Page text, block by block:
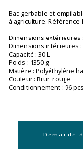
Bac gerbable et
à agriculture. Référence
Dimensions extérieures
Dimensions intérieures :
Capacité : 30 L
Poids : 1350 g
Matière : Polyéthylène
Couleur : Brun rouge
Conditionnement : 96
Demande